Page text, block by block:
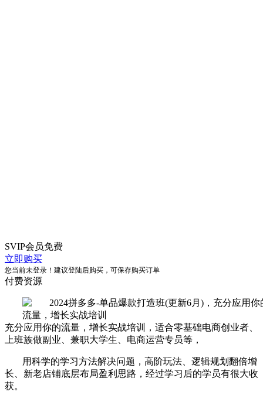
SVIP会员免费
立即购买
您当前未登录！建议登陆后购买，可保存购买订单
付费资源
充分应用你的流量，增长实战培训，适合零基础电商创业者、
上班族做副业、兼职大学生、电商运营专员等，
用科学的学习方法解决问题，高阶玩法、逻辑规划翻倍增
长、新老店铺底层布局盈利思路，经过学习后的学员有很大收
获。